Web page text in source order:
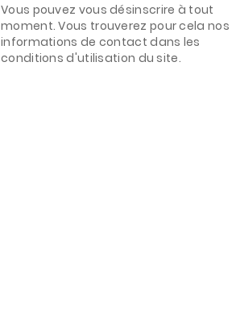
Vous pouvez vous désinscrire à tout
moment. Vous trouverez pour cela nos
informations de contact dans les
conditions d'utilisation du site.